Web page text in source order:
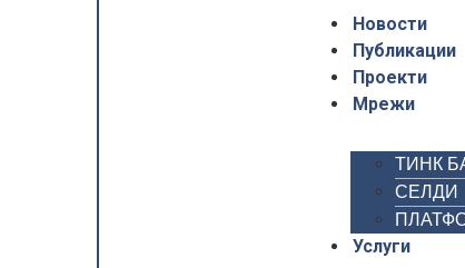
Новости
Публикации
Проекти
Мрежи
ТИНК
СЕЛДИ
Услуги